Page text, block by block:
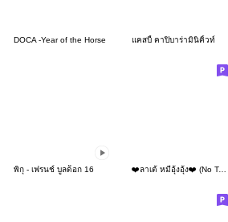
DOCA -Year of the Horse แคสบี้ คาปิบาร่ามินิคิ้วท์
พิกุ - เฟรนช์ บูลด็อก 16 ❤️ลาเต้ หมีอุ้งอุ้ง❤️ (No Text)